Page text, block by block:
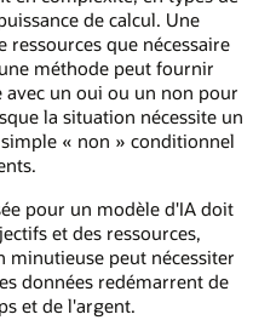
de calcul. Une
que nécessaire
méthode peut fournir
un oui ou un non pour
la situation nécessite un
« non » conditionnel
pour un modèle d'IA doit
et des ressources,
minutieuse peut nécessiter
données redémarrent de
et de l'argent.